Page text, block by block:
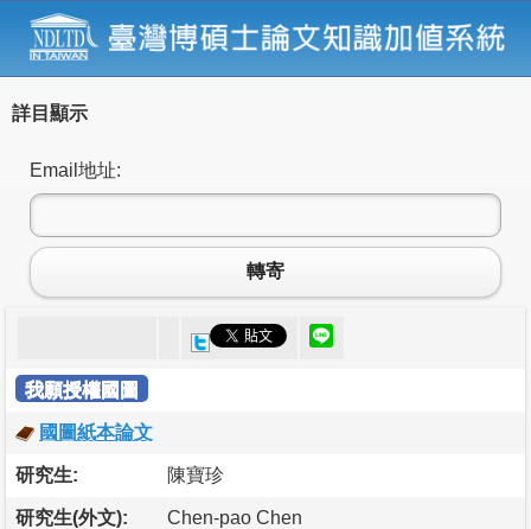
詳目顯示
Email地址:
轉寄
我願授權國圖
國圖紙本論文
研究生: 陳寶珍
研究生(外文): Chen-pao Chen